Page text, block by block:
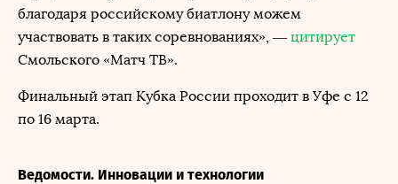
благодаря российскому биатлону можем
участвовать в таких соревнованиях», — цитирует
Смольского «Матч ТВ».
Финальный этап Кубка России проходит в Уфе с 12
по 16 марта.
Ведомости. Инновации и технологии